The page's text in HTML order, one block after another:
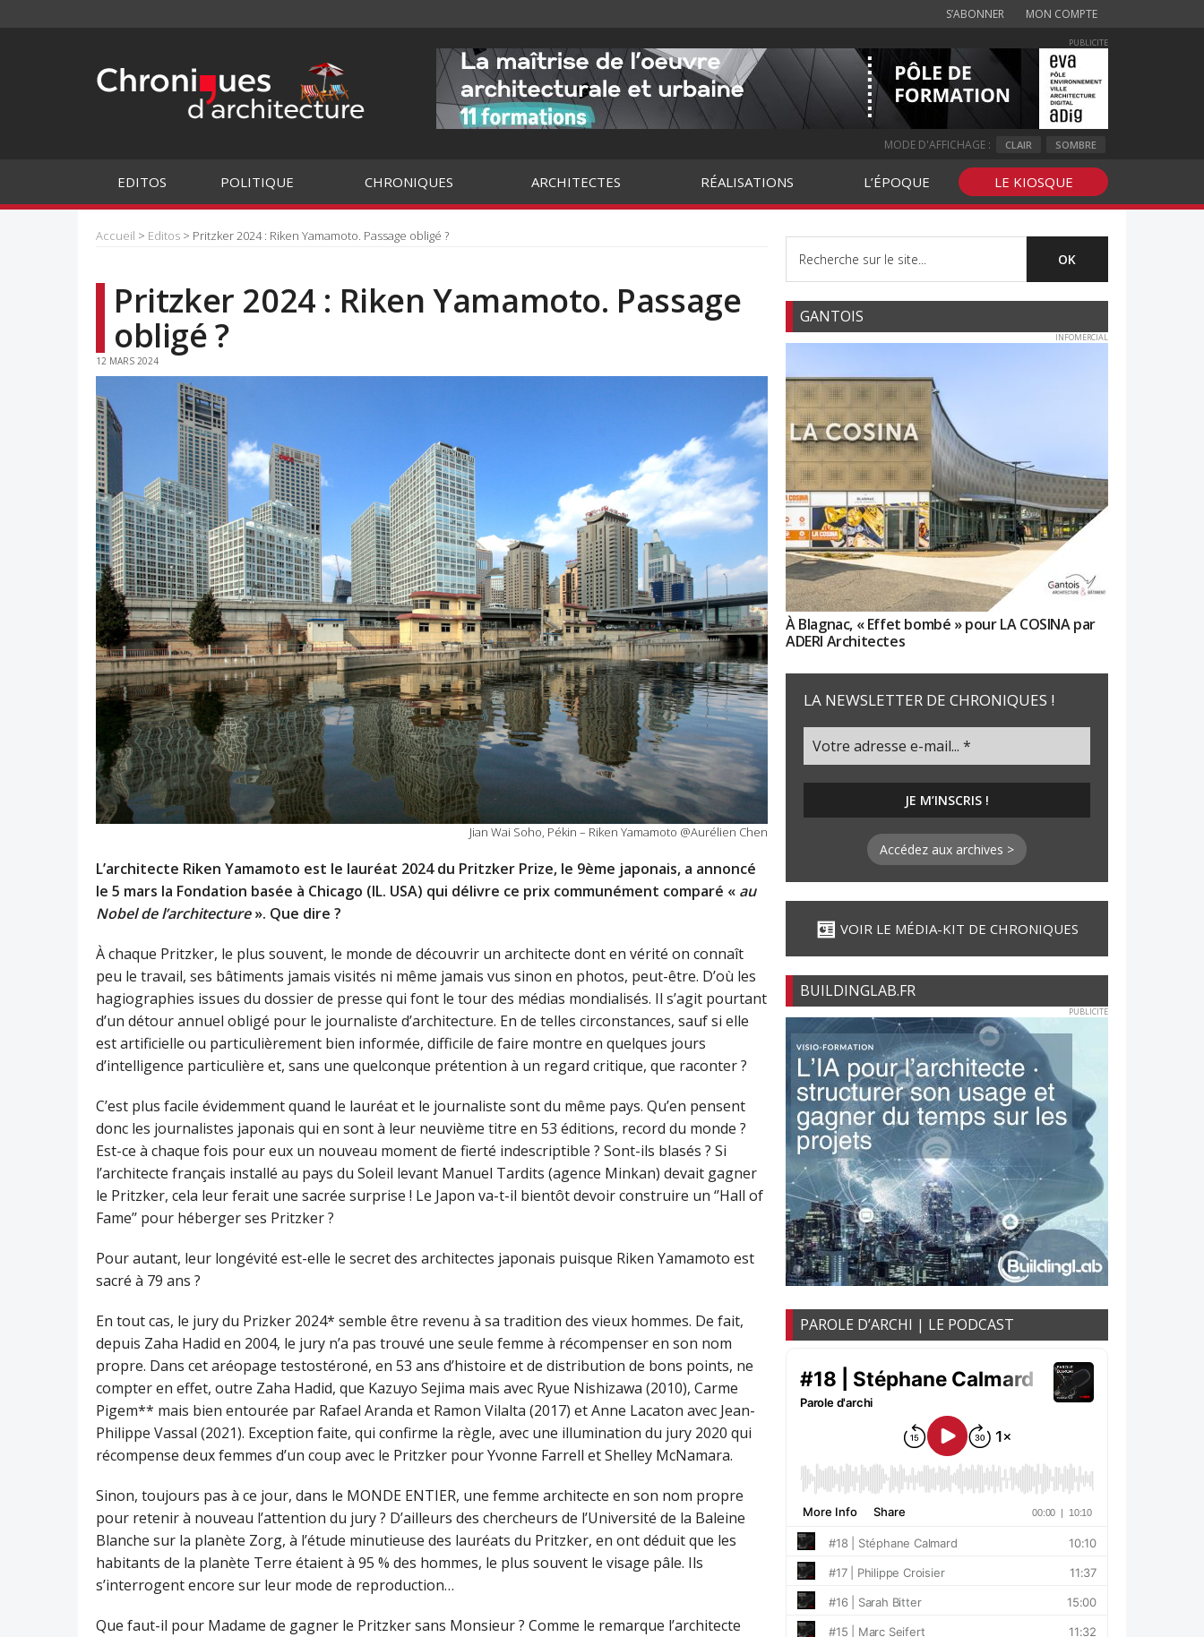
S’ABONNER MON COMPTE
PUBLICITE
MODE D'AFFICHAGE : CLAIR SOMBRE
EDITOS POLITIQUE CHRONIQUES ARCHITECTES RÉALISATIONS L’ÉPOQUE LE KIOSQUE
Accueil > Editos > Pritzker 2024 : Riken Yamamoto. Passage obligé ?
Pritzker 2024 : Riken Yamamoto. Passage
obligé ?
12 MARS 2024
Jian Wai Soho, Pékin – Riken Yamamoto @Aurélien Chen
L’architecte Riken Yamamoto est le lauréat 2024 du Pritzker Prize, le 9ème japonais, a annoncé
le 5 mars la Fondation basée à Chicago (IL. USA) qui délivre ce prix communément comparé « au
Nobel de l’architecture». Que dire ?
À chaque Pritzker, le plus souvent, le monde de découvrir un architecte dont en vérité on connaît
peu le travail, ses bâtiments jamais visités ni même jamais vus sinon en photos, peut-être. D’où les
hagiographies issues du dossier de presse qui font le tour des médias mondialisés. Il s’agit pourtant
d’un détour annuel obligé pour le journaliste d’architecture. En de telles circonstances, sauf si elle
est artificielle ou particulièrement bien informée, difficile de faire montre en quelques jours
d’intelligence particulière et, sans une quelconque prétention à un regard critique, que raconter ?
C’est plus facile évidemment quand le lauréat et le journaliste sont du même pays. Qu’en pensent
donc les journalistes japonais qui en sont à leur neuvième titre en 53 éditions, record du monde ?
Est-ce à chaque fois pour eux un nouveau moment de fierté indescriptible ? Sont-ils blasés ? Si
l’architecte français installé au pays du Soleil levant Manuel Tardits (agence Minkan) devait gagner
le Pritzker, cela leur ferait une sacrée surprise ! Le Japon va-t-il bientôt devoir construire un ‘’Hall of
Fame’’ pour héberger ses Pritzker ?
Pour autant, leur longévité est-elle le secret des architectes japonais puisque Riken Yamamoto est
sacré à 79 ans ?
En tout cas, le jury du Prizker 2024* semble être revenu à sa tradition des vieux hommes. De fait,
depuis Zaha Hadid en 2004, le jury n’a pas trouvé une seule femme à récompenser en son nom
propre. Dans cet aréopage testostéroné, en 53 ans d’histoire et de distribution de bons points, ne
compter en effet, outre Zaha Hadid, que Kazuyo Sejima mais avec Ryue Nishizawa (2010), Carme
Pigem** mais bien entourée par Rafael Aranda et Ramon Vilalta (2017) et Anne Lacaton avec Jean-
Philippe Vassal (2021). Exception faite, qui confirme la règle, avec une illumination du jury 2020 qui
récompense deux femmes d’un coup avec le Pritzker pour Yvonne Farrell et Shelley McNamara.
Sinon, toujours pas à ce jour, dans le MONDE ENTIER, une femme architecte en son nom propre
pour retenir à nouveau l’attention du jury ? D’ailleurs des chercheurs de l’Université de la Baleine
Blanche sur la planète Zorg, à l’étude minutieuse des lauréats du Pritzker, en ont déduit que les
habitants de la planète Terre étaient à 95 % des hommes, le plus souvent le visage pâle. Ils
s’interrogent encore sur leur mode de reproduction…
Que faut-il pour Madame de gagner le Pritzker sans Monsieur ? Comme le remarque l’architecte
GANTOIS
INFOMERCIAL
À Blagnac, « Effet bombé » pour LA COSINA par
ADERI Architectes
LA NEWSLETTER DE CHRONIQUES !
Accédez aux archives >
VOIR LE MÉDIA-KIT DE CHRONIQUES
BUILDINGLAB.FR
PUBLICITE
PAROLE D’ARCHI | LE PODCAST